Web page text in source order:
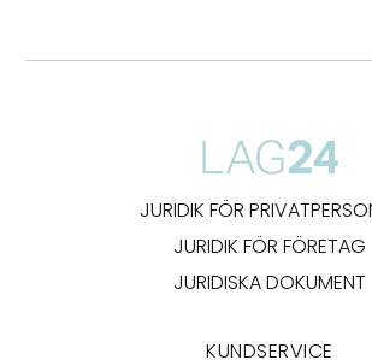
JURIDIK FÖR
JURIDIK FÖR FÖRETAG
JURIDISKA DOKUMENT
KUNDSERVICE